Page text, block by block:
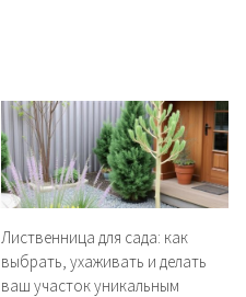
Лиственница для сада: как
выбрать, ухаживать и делать
ваш участок уникальным